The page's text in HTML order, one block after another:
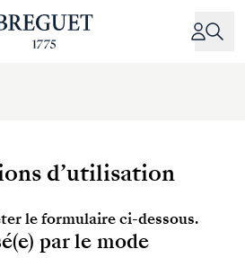
d’utilisation
le formulaire ci-dessous.
par le mode